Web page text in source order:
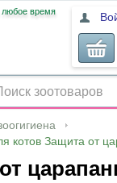
любое время
котов Защита от